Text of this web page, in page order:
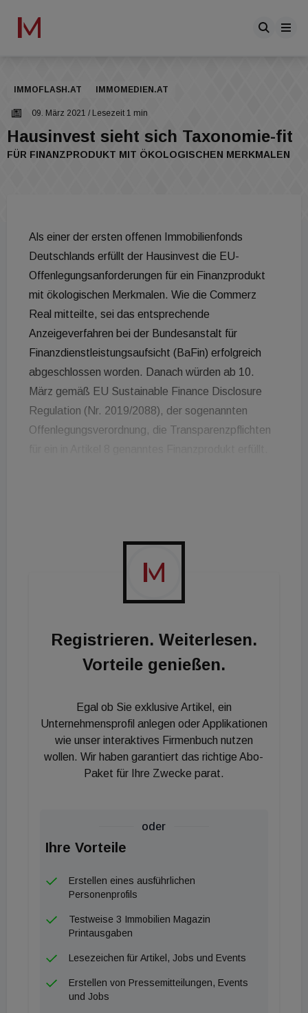
IMMOFLASH.AT IMMOMEDIEN.AT
09. März 2021 / Lesezeit 1 min
Hausinvest sieht sich Taxonomie-fit
FÜR FINANZPRODUKT MIT ÖKOLOGISCHEN MERKMALEN
Als einer der ersten offenen Immobilienfonds
Deutschlands erfüllt der Hausinvest die EU-
Offenlegungsanforderungen für ein Finanzprodukt
mit ökologischen Merkmalen. Wie die Commerz
Real mitteilte, sei das entsprechende
Anzeigeverfahren bei der Bundesanstalt für
Finanzdienstleistungsaufsicht (BaFin) erfolgreich
abgeschlossen worden. Danach würden ab 10.
März gemäß EU Sustainable Finance Disclosure
Regulation (Nr. 2019/2088), der sogenannten
Offenlegungsverordnung, die Transparenzpflichten
Immobilien trägt der Fonds Verantwortung in der
Gesellschaft, und neben der ökologischen
Performance von Immobilien sehen wir zukünftig
auch soziale Kriterien als ein
Hausinvest-Portfolios“, so Schüttauf weiter.
Bereits im November 2020 hatte die Ratingagentur
bislang einzigen offenen Immobilienfonds
Konformität im Bereich ESG (Environmental,
Social, Governance) bescheinigt. „Wir
berücksichtigen anhand definierter ESG-Kriterien
den gesamten Lebenszyklus der Immobilien des
ein möglicher Entwicklungspfad für jede einzelne
Immobilie definiert".
Registrieren. Weiterlesen.
Vorteile genießen.
Egal ob Sie exklusive Artikel, ein
Unternehmensprofil anlegen oder Applikationen
wie unser interaktives Firmenbuch nutzen
wollen. Wir haben garantiert das richtige Abo-
Paket für Ihre Zwecke parat.
oder
Ihre Vorteile
Erstellen eines ausführlichen
Personenprofils
Testweise 3 Immobilien Magazin
Printausgaben
Lesezeichen für Artikel, Jobs und Events
Erstellen von Pressemitteilungen, Events
und Jobs